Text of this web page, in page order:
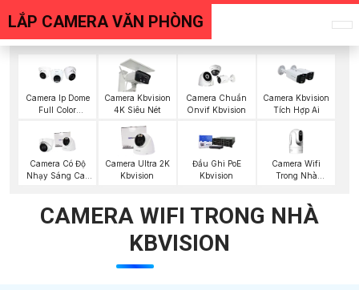
LẮP CAMERA VĂN PHÒNG
Camera Ip Dome
Full Color
Camera Kbvision
4K Siêu Nét
Camera Chuẩn
Onvif Kbvision
Camera Kbvision
Tích Hợp Ai
Camera Có Độ
Nhạy Sáng Cao
Camera Ultra 2K
Kbvision
Đầu Ghi PoE
Kbvision
Camera Wifi
Trong Nhà
CAMERA WIFI TRONG NHÀ
KBVISION